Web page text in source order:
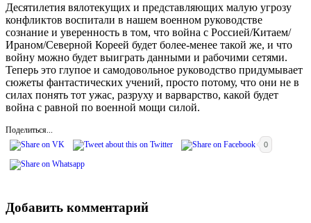
Десятилетия вялотекущих и представляющих малую угрозу
конфликтов воспитали в нашем военном руководстве
сознание и уверенность в том, что война с Россией/Китаем/
Ираном/Северной Кореей будет более-менее такой же, и что
войну можно будет выиграть данными и рабочими сетями.
Теперь это глупое и самодовольное руководство придумывает
сюжеты фантастических учений, просто потому, что они не в
силах понять тот ужас, разруху и варварство, какой будет
война с равной по военной мощи силой.
Поделиться...
0
Добавить комментарий